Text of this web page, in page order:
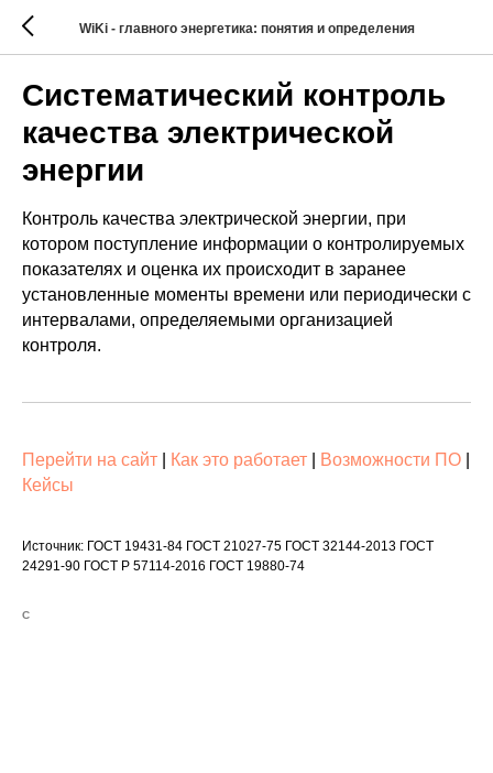
WiKi - главного энергетика: понятия и определения
Систематический контроль
качества электрической
энергии
Контроль качества электрической энергии, при
котором поступление информации о контролируемых
показателях и оценка их происходит в заранее
установленные моменты времени или периодически с
интервалами, определяемыми организацией
контроля.
Перейти на сайт Как это работает Возможности ПО
Кейсы
Источник: ГОСТ 19431-84 ГОСТ 21027-75 ГОСТ 32144-2013 ГОСТ
24291-90 ГОСТ Р 57114-2016 ГОСТ 19880-74
С